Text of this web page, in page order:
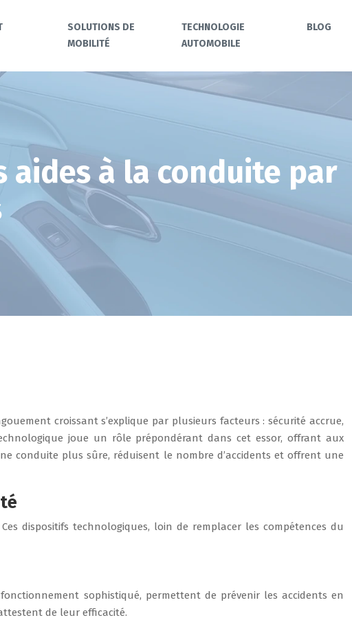
SOLUTIONS DE
MOBILITÉ
TECHNOLOGIE
AUTOMOBILE
BLOG
aides à la conduite par
croissant s’explique par plusieurs facteurs : sécurité accrue,
joue un rôle prépondérant dans cet essor, offrant aux
conduite plus sûre, réduisent le nombre d’accidents et offrent une
dispositifs technologiques, loin de remplacer les compétences du
sophistiqué, permettent de prévenir les accidents en
de leur efficacité.